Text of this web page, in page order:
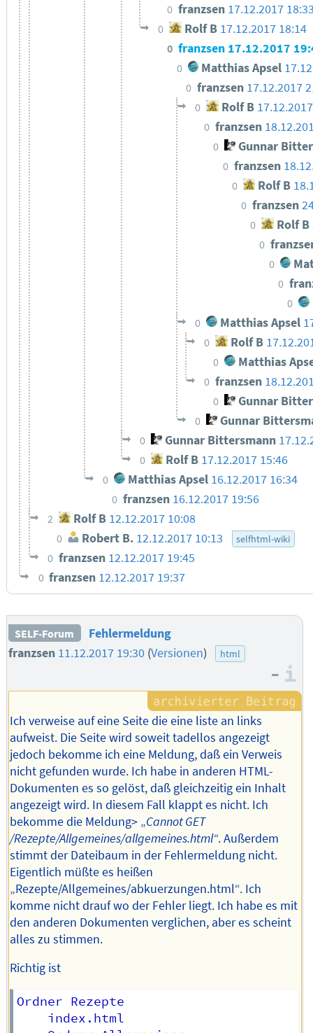
0 franzsen 17.12.2017
0 Rolf B 17.12.2017 18:14
0 franzsen 17.12.2017
0 Matthias Apsel
0 franzsen 17.12.2017
0 Rolf B
0 franzsen
0 Gunnar
0 franzsen
0 Rolf B
0 franzsen
0 Rolf B
0
0
0
0
0 Matthias Apsel
0 Rolf B
0 Matthias
0 franzsen
0 Gunnar
0 Gunnar
0 Gunnar Bittersmann
0 Rolf B 17.12.2017 15:46
0 Matthias Apsel 16.12.2017 16:34
0 franzsen 16.12.2017 19:56
2 Rolf B 12.12.2017 10:08
0 Robert B. 12.12.2017 10:13 selfhtml-wiki
0 franzsen 12.12.2017 19:45
0 franzsen 12.12.2017 19:37
SELF-Forum
Fehlermeldung
franzsen 11.12.2017 19:30 (Versionen) html
–
Ich verweise auf eine Seite die eine liste an links
aufweist. Die Seite wird soweit tadellos angezeigt
jedoch bekomme ich eine Meldung, daß ein Verweis
nicht gefunden wurde. Ich habe in anderen HTML-
Dokumenten es so gelöst, daß gleichzeitig ein Inhalt
angezeigt wird. In diesem Fall klappt es nicht. Ich
bekomme die Meldung> „Cannot GET
/Rezepte/Allgemeines/allgemeines.html“. Außerdem
stimmt der Dateibaum in der Fehlermeldung nicht.
Eigentlich müßte es heißen
„Rezepte/Allgemeines/abkuerzungen.html“. Ich
komme nicht drauf wo der Fehler liegt. Ich habe es mit
den anderen Dokumenten verglichen, aber es scheint
alles zu stimmen.
Richtig ist
Ordner Rezepte